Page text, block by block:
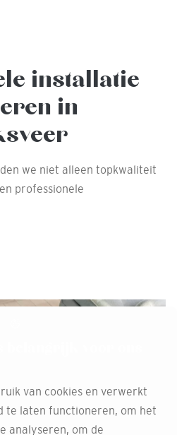
installatie
in
we niet alleen topkwaliteit
professionele
van cookies en verwerkt
te laten functioneren, om het
analyseren, om de